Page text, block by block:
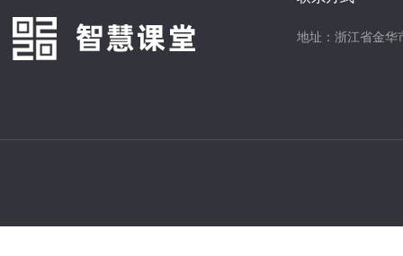
地址：浙江省金华